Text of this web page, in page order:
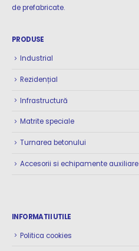
de prefabricate.
PRODUSE
Industrial
Rezidențial
Infrastructură
Matrite speciale
Turnarea betonului
Accesorii si echipamente auxiliare
INFORMATII UTILE
Politica cookies